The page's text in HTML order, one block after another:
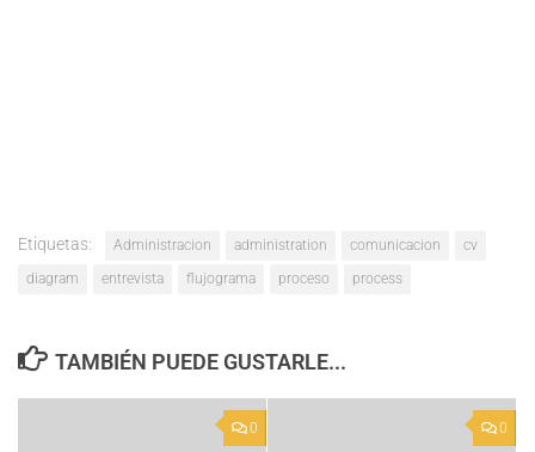
Etiquetas: Administracion administration comunicacion
cv
diagram
entrevista flujograma proceso process
TAMBIÉN PUEDE GUSTARLE...
0 0